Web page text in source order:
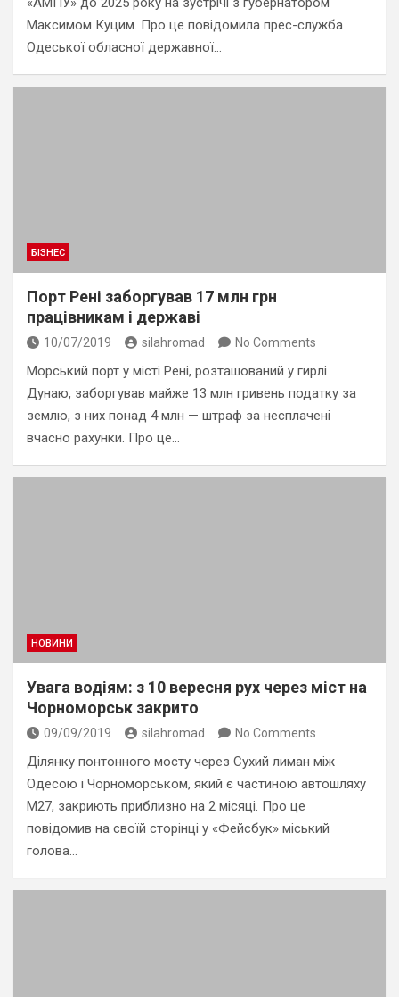
Максимом Куцим. Про це повідомила прес-служба
Одеської обласної державної…
БІЗНЕС
Порт Рені заборгував 17 млн грн
працівникам і державі
10/07/2019 silahromad No Comments
Морський порт у місті Рені, розташований у гирлі
Дунаю, заборгував майже 13 млн гривень податку за
землю, з них понад 4 млн — штраф за несплачені
вчасно рахунки. Про це…
НОВИНИ
Увага водіям: з 10 вересня рух через міст на
Чорноморськ закрито
09/09/2019 silahromad No Comments
Ділянку понтонного мосту через Сухий лиман між
Одесою і Чорноморськом, який є частиною автошляху
М27, закриють приблизно на 2 місяці. Про це
повідомив на своїй сторінці у «Фейсбук» міський
голова…